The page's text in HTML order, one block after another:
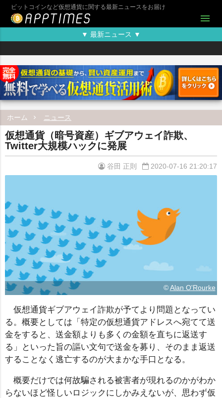
ビットコインなど仮想通貨に関する最新ニュースをお届け
menu
▼ 最新ニュース ▼
ホーム ニュース
仮想通貨（暗号資産）ギブアウェイ詐欺、
Twitter大規模ハックに発展
谷田 正則 2020-07-16 21:20:17
©Alan O'Rourke
仮想通貨ギブアウェイ詐欺が予てより問題となってい
る。概要としては「特定の仮想通貨アドレスへ宛てて送
金をすると、送金額よりも多くの金額を直ちに返送す
る」といった旨の謳い文句で送金を募り、そのまま返送
することなく逃亡するのが大まかな手口となる。
概要だけでは何故騙される被害者が現れるのかがわか
らないほど怪しいロジックにしかみえないが、思わず仮